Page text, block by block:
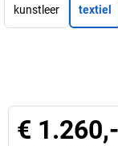
kunstleer textiel
€ 1.260,-